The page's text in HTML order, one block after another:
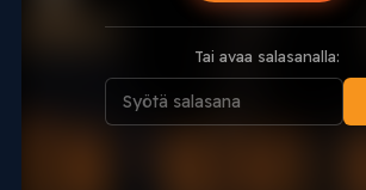
Tai avaa salasanalla: